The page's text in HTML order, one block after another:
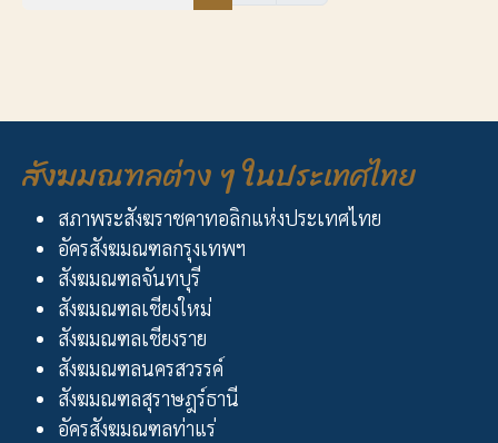
สังฆมณฑลต่าง ๆ ในประเทศไทย
สภาพระสังฆราชคาทอลิกแห่งประเทศไทย
อัครสังฆมณฑลกรุงเทพฯ
สังฆมณฑลจันทบุรี
สังฆมณฑลเชียงใหม่
สังฆมณฑลเชียงราย
สังฆมณฑลนครสวรรค์
สังฆมณฑลสุราษฎร์ธานี
อัครสังฆมณฑลท่าแร่